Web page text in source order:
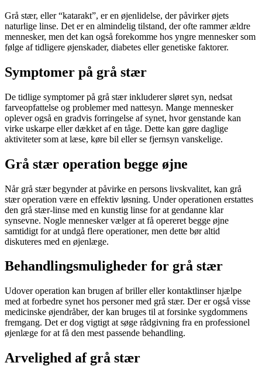
Grå stær, eller “katarakt”, er en øjenlidelse, der påvirker øjets
naturlige linse. Det er en almindelig tilstand, der ofte rammer ældre
mennesker, men det kan også forekomme hos yngre mennesker som
følge af tidligere øjenskader, diabetes eller genetiske faktorer.
Symptomer på grå stær
De tidlige symptomer på grå stær inkluderer sløret syn, nedsat
farveopfattelse og problemer med nattesyn. Mange mennesker
oplever også en gradvis forringelse af synet, hvor genstande kan
virke uskarpe eller dækket af en tåge. Dette kan gøre daglige
aktiviteter som at læse, køre bil eller se fjernsyn vanskelige.
Grå stær operation begge øjne
Når grå stær begynder at påvirke en persons livskvalitet, kan grå
stær operation være en effektiv løsning. Under operationen erstattes
den grå stær-linse med en kunstig linse for at gendanne klar
synsevne. Nogle mennesker vælger at få opereret begge øjne
samtidigt for at undgå flere operationer, men dette bør altid
diskuteres med en øjenlæge.
Behandlingsmuligheder for grå stær
Udover operation kan brugen af briller eller kontaktlinser hjælpe
med at forbedre synet hos personer med grå stær. Der er også visse
medicinske øjendråber, der kan bruges til at forsinke sygdommens
fremgang. Det er dog vigtigt at søge rådgivning fra en professionel
øjenlæge for at få den mest passende behandling.
Arvelighed af grå stær